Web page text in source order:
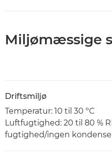
Miljømæssige
Driftsmiljø
Temperatur: 10 til 30 ºC
Luftfugtighed: 20 til 80 %
fugtighed/ingen